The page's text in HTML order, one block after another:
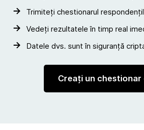
Trimiteți chestionarul
Vedeți rezultatele în timp real
Datele dvs. sunt în siguranță
Creați un chestionar